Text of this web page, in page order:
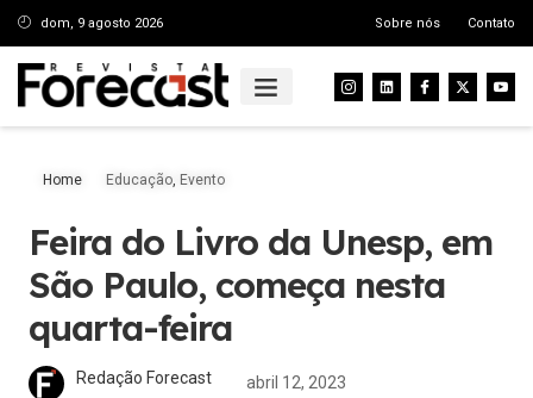
dom, 9 agosto 2026 Sobre nós Contato
Home Educação, Evento
Feira do Livro da Unesp, em
São Paulo, começa nesta
quarta-feira
Redação Forecast abril 12, 2023